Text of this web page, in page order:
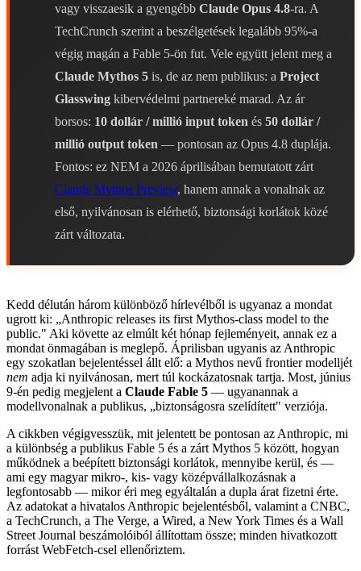
vagy visszaesik a gyengébb Claude Opus 4.8-ra. A
TechCrunch szerint a beszélgetések legalább 95%-a
végig magán a Fable 5-ön fut. Vele együtt jelent meg a
Claude Mythos 5 is, de az nem publikus: a Project
Glasswing kibervédelmi partnereké marad. Az ár
borsos: 10 dollár / millió input token és 50 dollár /
millió output token — pontosan az Opus 4.8 duplája.
Fontos: ez NEM a 2026 áprilisában bemutatott zárt
Claude Mythos Preview, hanem annak a vonalnak az
első, nyilvánosan is elérhető, biztonsági korlátok közé
zárt változata.
Kedd délután három különböző hírlevélből is ugyanaz a mondat
ugrott ki: „Anthropic releases its first Mythos-class model to the
public." Aki követte az elmúlt két hónap fejleményeit, annak ez a
mondat önmagában is meglepő. Áprilisban ugyanis az Anthropic
egy szokatlan bejelentéssel állt elő: a Mythos nevű frontier modelljét
nem adja ki nyilvánosan, mert túl kockázatosnak tartja. Most, június
9-én pedig megjelent a Claude Fable 5 — ugyanannak a
modellvonalnak a publikus, „biztonságosra szelídített" verziója.
A cikkben végigvesszük, mit jelentett be pontosan az Anthropic, mi
a különbség a publikus Fable 5 és a zárt Mythos 5 között, hogyan
működnek a beépített biztonsági korlátok, mennyibe kerül, és —
ami egy magyar mikro-, kis- vagy középvállalkozásnak a
legfontosabb — mikor éri meg egyáltalán a dupla árat fizetni érte.
Az adatokat a hivatalos Anthropic bejelentésből, valamint a CNBC,
a TechCrunch, a The Verge, a Wired, a New York Times és a Wall
Street Journal beszámolóiból állítottam össze; minden hivatkozott
forrást WebFetch-csel ellenőriztem.